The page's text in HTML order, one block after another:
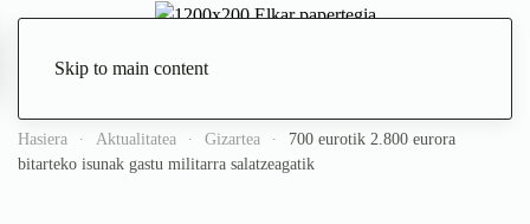
Skip to main content
Hasiera Aktualitatea Gizartea
700 eurotik 2.800 eurora
bitarteko isunak gastu militarra salatzeagatik